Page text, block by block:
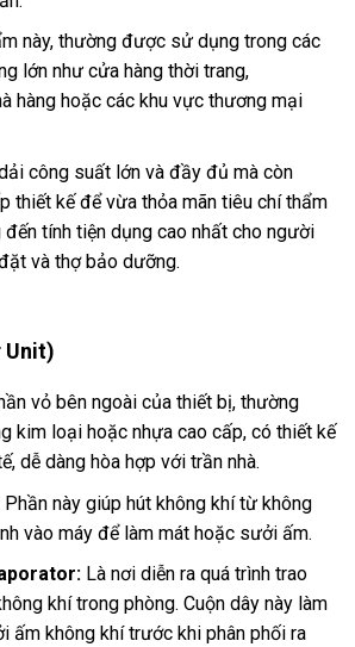
này, thường được sử dụng trong các
lớn như cửa hàng thời trang,
hàng hoặc các khu vực thương mại
công suất lớn và đầy đủ mà còn
thiết kế để vừa thỏa mãn tiêu chí thẩm
đến tính tiện dụng cao nhất cho người
và thợ bảo dưỡng.
Unit)
vỏ bên ngoài của thiết bị, thường
kim loại hoặc nhựa cao cấp, có thiết kế
dễ dàng hòa hợp với trần nhà.
Phần này giúp hút không khí từ không
vào máy để làm mát hoặc sưởi ấm.
Là nơi diễn ra quá trình trao
khí trong phòng. Cuộn dây này làm
ấm không khí trước khi phân phối ra